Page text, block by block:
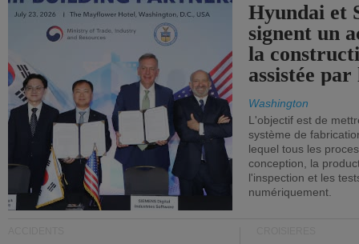
Hyundai et
signent un
la
assistée
Washington
L'objectif est de
système de
lequel tous les
conception, la
l'inspection et les
numériquement.